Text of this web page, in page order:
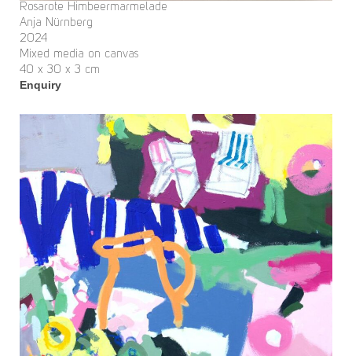
Rosarote Himbeermarmelade
Anja Nürnberg
2024
Mixed media on canvas
40 x 30 x 3 cm
Enquiry